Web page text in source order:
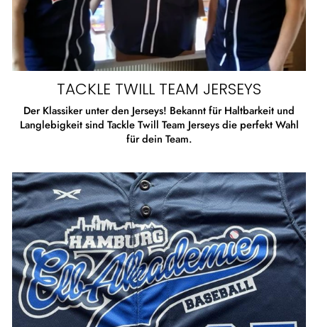
TACKLE TWILL TEAM JERSEYS
Der Klassiker unter den Jerseys! Bekannt für Haltbarkeit und
Langlebigkeit sind Tackle Twill Team Jerseys die perfekt Wahl
für dein Team.